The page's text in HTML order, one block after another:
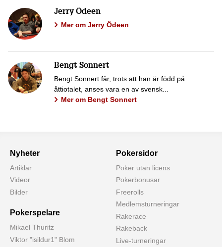
Jerry Ödeen
Mer om Jerry Ödeen
Bengt Sonnert
Bengt Sonnert får, trots att han är född på
åttiotalet, anses vara en av svensk...
Mer om Bengt Sonnert
Nyheter
Artiklar
Videor
Bilder
Pokerspelare
Mikael Thuritz
Viktor "isildur1" Blom
Pokersidor
Poker utan licens
Pokerbonusar
Freerolls
Medlemsturneringar
Rakerace
Rakeback
Live-turneringar